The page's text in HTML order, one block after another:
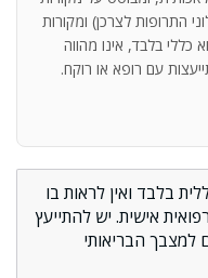
התרופות לצרכן) ומקורות
כללי בלבד, אינו מהווה
עם רופא או רוקח.
בלבד ואין לראות בו
אישית. יש להתייעץ
למצבך הבריאותי